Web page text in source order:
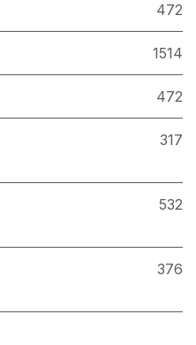
472
1514
472
317
532
376